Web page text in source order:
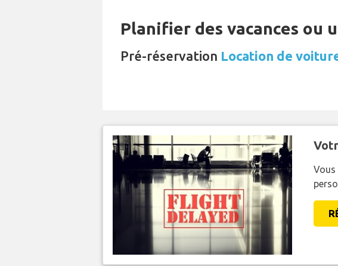
Planifier des vacances ou
Pré-réservation Location de
Vous